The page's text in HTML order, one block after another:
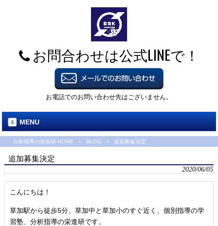
お問合わせは公式LINEで！
お電話でのお問い合わせ先はございません。
MENU
分析指導の栄進研 HOME > BLOG > 追加募集決定
追加募集決定
2020/06/05
こんにちは！
草加駅から徒歩5分、草加中と草加小のすぐ近く、個別指導の学
習塾、分析指導の栄進研です。